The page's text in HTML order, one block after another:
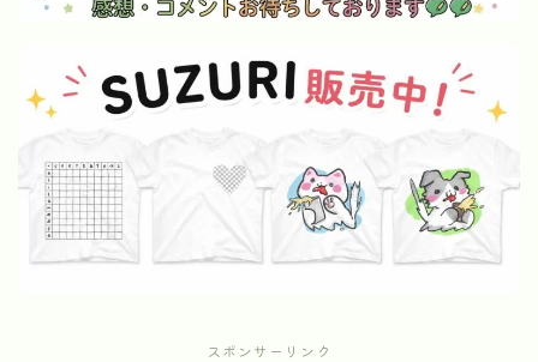
スポンサーリンク